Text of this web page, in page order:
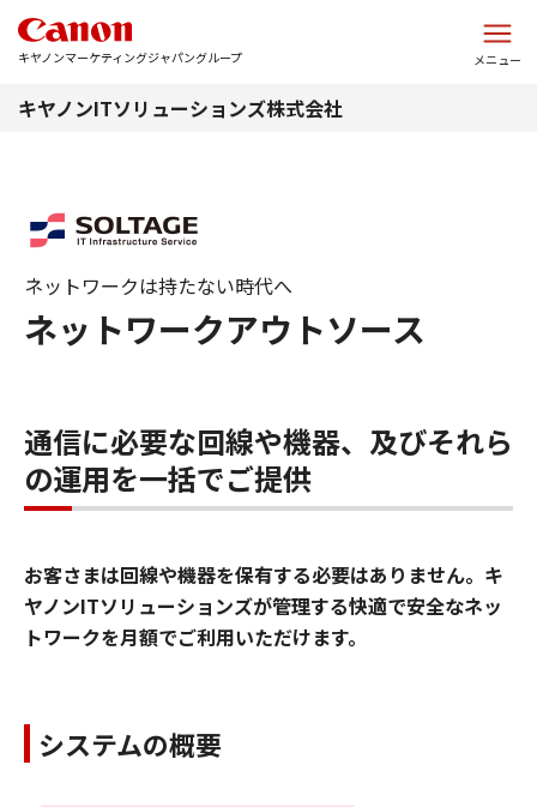
キヤノンマーケティングジャパングループ メニュー
キヤノンITソリューションズ株式会社
ネットワークアウトソース
ネットワークは持たない時代へ
通信に必要な回線や機器、及びそれら
の運用を一括でご提供
お客さまは回線や機器を保有する必要はありません。キ
ヤノンITソリューションズが管理する快適で安全なネッ
トワークを月額でご利用いただけます。
システムの概要